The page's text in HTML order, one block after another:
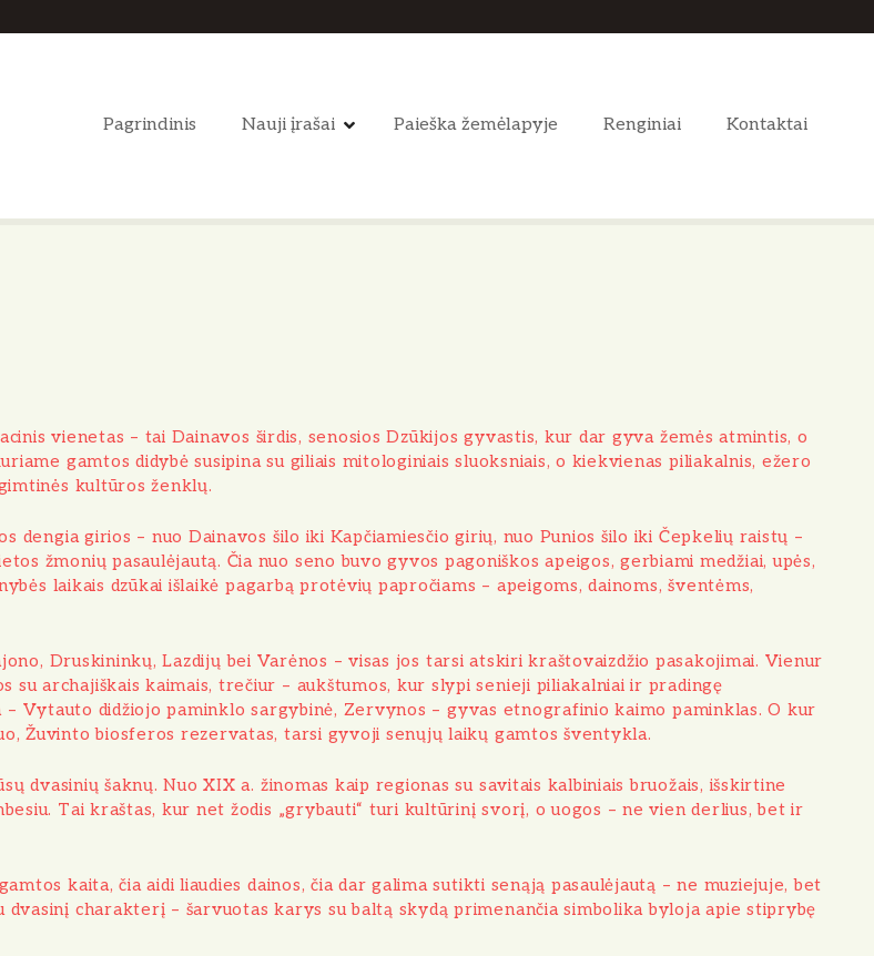
Pagrindinis Nauji įrašai Paieška žemėlapyje Renginiai Kontaktai
vienetas – tai Dainavos širdis, senosios Dzūkijos gyvastis, kur dar gyva žemės atmintis, o
gamtos didybė susipina su giliais mitologiniais sluoksniais, o kiekvienas piliakalnis, ežero
kultūros ženklų.
girios – nuo Dainavos šilo iki Kapčiamiesčio girių, nuo Punios šilo iki Čepkelių raistų –
žmonių pasaulėjautą. Čia nuo seno buvo gyvos pagoniškos apeigos, gerbiami medžiai, upės,
laikais dzūkai išlaikė pagarbą protėvių papročiams – apeigoms, dainoms, šventėms,
, Druskininkų,Lazdijų bei Varėnos – visas jos tarsi atskiri kraštovaizdžio pasakojimai. Vienur
archajiškais kaimais, trečiur – aukštumos, kur slypi senieji piliakalniai ir pradingę
Vytauto didžiojo paminklo sargybinė, Zervynos – gyvas etnografinio kaimo paminklas. O kur
Žuvinto biosferos rezervatas, tarsi gyvoji senųjų laikų gamtos šventykla.
dvasinių šaknų. Nuo XIX a. žinomas kaip regionas su savitais kalbiniais bruožais, išskirtine
Tai kraštas, kur net žodis „grybauti“ turi kultūrinį svorį, o uogos – ne vien derlius, bet ir
kaita, čia aidi liaudies dainos, čia dar galima sutikti senąją pasaulėjautą – ne muziejuje, bet
charakterį – šarvuotas karys su baltą skydą primenančia simbolika byloja apie stiprybę